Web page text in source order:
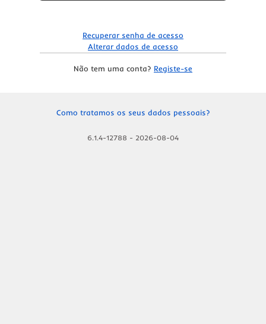
Recuperar senha de acesso
Alterar dados de acesso
Não tem uma conta? Registe-se
Como tratamos os seus dados pessoais?
6.1.4-12788 - 2026-08-04